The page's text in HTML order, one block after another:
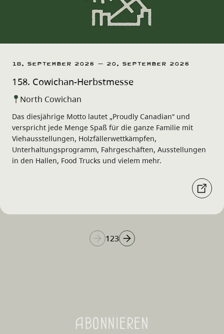
18. September 2026 – 20. September 2026
158. Cowichan-Herbstmesse
North Cowichan
Das diesjährige Motto lautet „Proudly Canadian“ und
verspricht jede Menge Spaß für die ganze Familie mit
Viehausstellungen, Holzfällerwettkämpfen,
Unterhaltungsprogramm, Fahrgeschäften, Ausstellungen
in den Hallen, Food Trucks und vielem mehr.
123
Abonnieren